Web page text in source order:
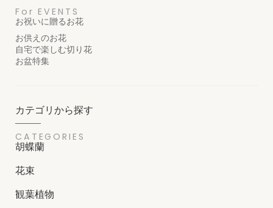
For EVENTS
お祝いに贈るお花
お供えのお花
自宅で楽しむ切り花
お盆特集
カテゴリから探す
CATEGORIES
胡蝶蘭
花束
観葉植物